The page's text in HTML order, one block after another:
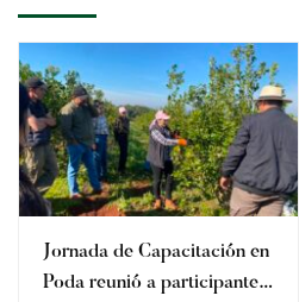
Jornada de Capacitación en
Poda reunió a participantes